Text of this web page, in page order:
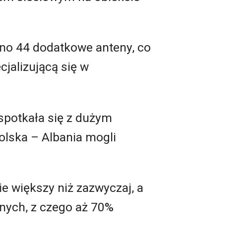
44 dodatkowe anteny, co
się w
się z dużym
– Albania mogli
większy niż zazwyczaj, a
z czego aż 70%